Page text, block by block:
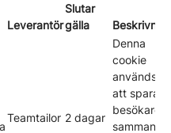
Leverantör
Slutar
gälla
Teamtailor 2 dagar
Denna
cookie
används
att spara
besökares